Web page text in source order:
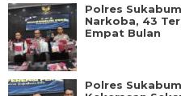
Polres
Narkoba, 43
Empat Bulan
Polres